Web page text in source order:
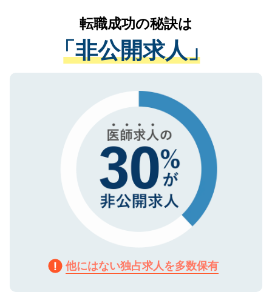
は、個人情報の取り扱いについての厳密な
管理基準を満たした事業者のみに付与され
る、プライバシーマークを取得済みです。
ご登録いただいた個人情報は、SSL（デー
で、機密保持に関してもご安心ください。
かがいして、現在の医療機関の状況や紹介
経験をまじえながら、適切なアドバイスを
させていただきます。すぐにご転職をされ
ない方には、長期的なサポートが可能です
ので、まずはご登録ください。
転職成功の秘訣は
「非公開求人」
他にはない独占求人を多数保有